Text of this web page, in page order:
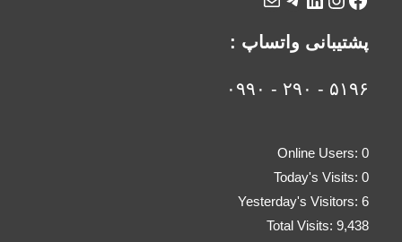
پشتیبانی واتساپ :
۵۱۹۶ - ۲۹۰ - ۰۹۹۰
Online Users: 0
Today's Visits: 0
Yesterday's Visitors: 6
Total Visits: 9,438